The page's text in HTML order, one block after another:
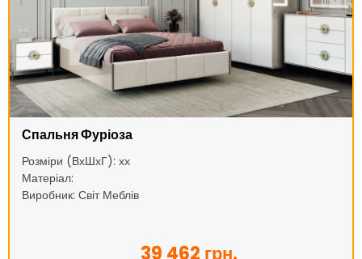
Спальня Фуріоза
Розміри (ВхШхГ): хх
Матеріал:
Виробник: Світ Меблів
39 462 грн.